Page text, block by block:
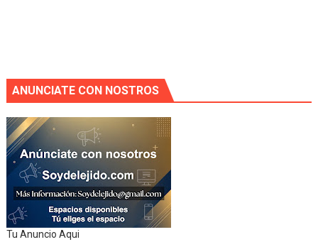
ANUNCIATE CON NOSTROS
Tu Anuncio Aqui